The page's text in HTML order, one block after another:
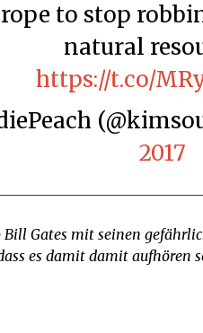
to stop
natural
https://t.co/
2017
Bill Gates mit seinen
es damit damit aufhören